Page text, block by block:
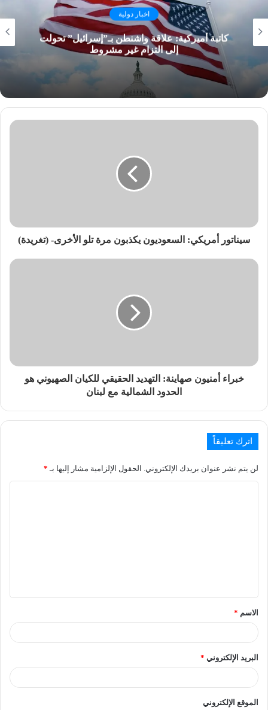
اخبار دولية
كاتبة أميركية: علاقة واشنطن بـ”إسرائيل” تحولت
إلى التزام غير مشروط
سيناتور أمريكي: السعوديون يكذبون مرة تلو الأخرى- (تغريدة)
خبراء أمنيون صهاينة: التهديد الحقيقي للكيان الصهيوني هو
الحدود الشمالية مع لبنان
اترك تعليقاً
لن يتم نشر عنوان بريدك الإلكتروني. الحقول الإلزامية مشار إليها بـ *
الاسم *
البريد الإلكتروني *
الموقع الإلكتروني